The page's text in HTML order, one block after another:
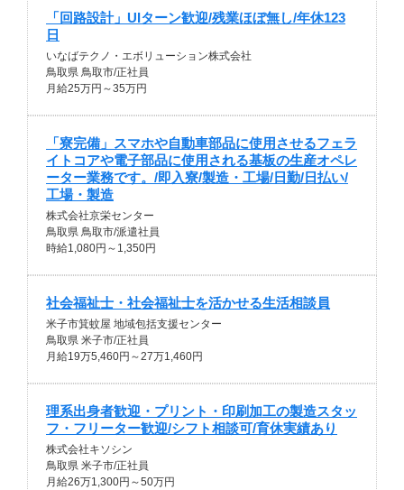
「回路設計」UIターン歓迎/残業ほぼ無し/年休123
日
いなばテクノ・エボリューション株式会社
鳥取県 鳥取市/正社員
月給25万円～35万円
「寮完備」スマホや自動車部品に使用させるフェラ
イトコアや電子部品に使用される基板の生産オペレ
ーター業務です。/即入寮/製造・工場/日勤/日払い/
工場・製造
株式会社京栄センター
鳥取県 鳥取市/派遣社員
時給1,080円～1,350円
社会福祉士・社会福祉士を活かせる生活相談員
米子市箕蚊屋 地域包括支援センター
鳥取県 米子市/正社員
月給19万5,460円～27万1,460円
理系出身者歓迎・プリント・印刷加工の製造スタッ
フ・フリーター歓迎/シフト相談可/育休実績あり
株式会社キソシン
鳥取県 米子市/正社員
月給26万1,300円～50万円